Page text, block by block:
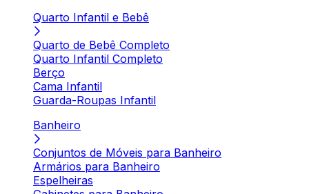
Quarto Infantil e Bebê
Quarto de Bebê Completo
Quarto Infantil Completo
Berço
Cama Infantil
Guarda-Roupas Infantil
Banheiro
Conjuntos de Móveis para Banheiro
Armários para Banheiro
Espelheiras